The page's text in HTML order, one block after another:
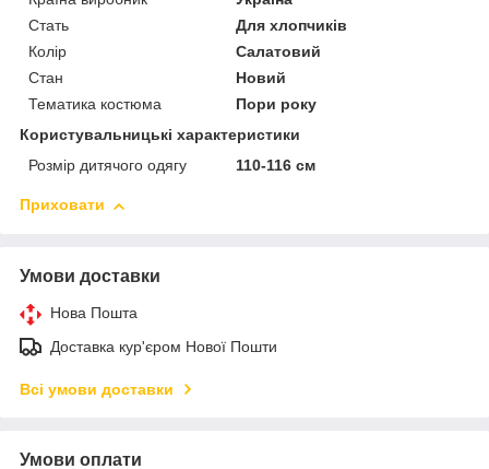
Стать
Для хлопчиків
Колір
Салатовий
Стан
Новий
Тематика костюма
Пори року
Користувальницькі характеристики
Розмір дитячого одягу
110-116 см
Приховати
Умови доставки
Нова Пошта
Доставка кур'єром Нової Пошти
Всі умови доставки
Умови оплати